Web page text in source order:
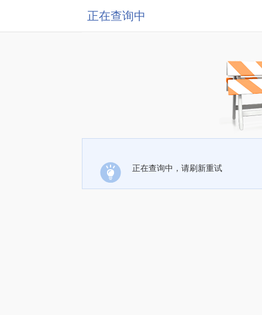
正在查询中
正在查询中，请刷新重试